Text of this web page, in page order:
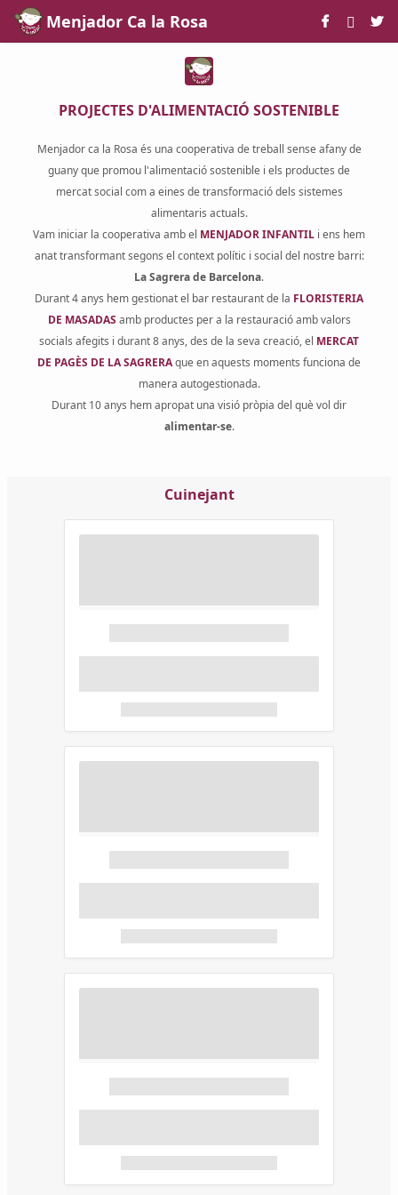
Skip to Main Content
Menjador Ca la Rosa
PROJECTES D'ALIMENTACIÓ SOSTENIBLE
Menjador ca la Rosa és una cooperativa de treball sense afany de
guany que promou l'alimentació sostenible i els productes de
mercat social com a eines de transformació dels sistemes
alimentaris actuals.
Vam iniciar la cooperativa amb el MENJADOR INFANTIL i ens hem
anat transformant segons el context polític i social del nostre barri:
La Sagrera de Barcelona.
Durant 4 anys hem gestionat el bar restaurant de la FLORISTERIA
DE MASADAS amb productes per a la restauració amb valors
socials afegits i durant 8 anys, des de la seva creació, el MERCAT
DE PAGÈS DE LA SAGRERAque en aquests moments funciona de
manera autogestionada.
Durant 10 anys hem apropat una visió pròpia del què vol dir
alimentar-se.
Cuinejant